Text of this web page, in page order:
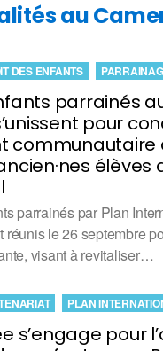
au
parrainés
pour
communautaire
élèves
DES ENFANTS
parrainés par Plan
réunis le 26 septembre
visant à revitaliser…
s’engage pour
PLAN